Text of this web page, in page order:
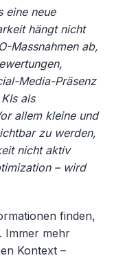
eine neue
hängt nicht
Massnahmen ab,
Media-Präsenz
als
allem kleine und
zu werden,
nicht aktiv
– wird
finden,
Immer mehr
Kontext –